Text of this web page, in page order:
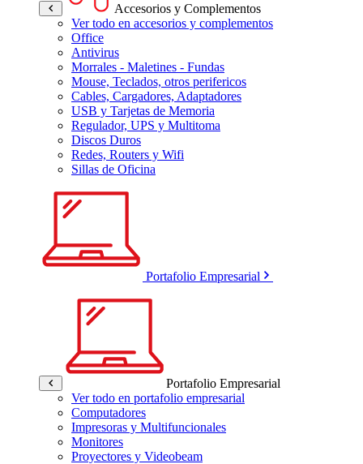
Accesorios y Complementos
Ver todo en accesorios y complementos
Office
Antivirus
Morrales - Maletines - Fundas
Mouse, Teclados, otros perifericos
Cables, Cargadores, Adaptadores
USB y Tarjetas de Memoria
Regulador, UPS y Multitoma
Discos Duros
Redes, Routers y Wifi
Sillas de Oficina
Portafolio Empresarial
Portafolio Empresarial
Ver todo en portafolio empresarial
Computadores
Impresoras y Multifuncionales
Monitores
Proyectores y Videobeam